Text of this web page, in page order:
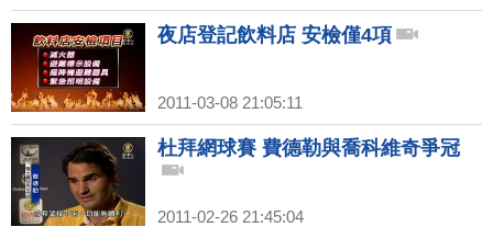
夜店登記飲料店 安檢僅4項
2011-03-08 21:05:11
杜拜網球賽 費德勒與喬科維奇爭冠
2011-02-26 21:45:04